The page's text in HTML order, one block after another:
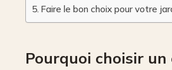
Faire le bon choix pour votre
Pourquoi choisir un